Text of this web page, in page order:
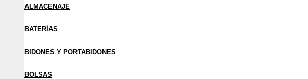
ALMACENAJE
BATERÍAS
BIDONES Y PORTABIDONES
BOLSAS